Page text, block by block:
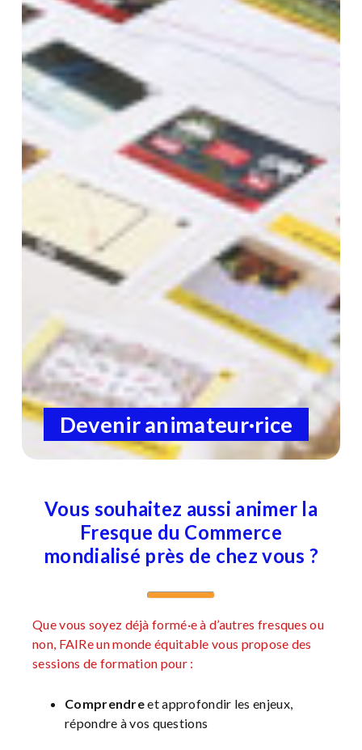
Devenir animateur·rice
Vous souhaitez aussi animer la
Fresque du Commerce
mondialisé près de chez vous ?
Que vous soyez déjà formé·e à d’autres fresques ou
non, FAIRe un monde équitable vous propose des
sessions de formation pour :
Comprendreet approfondir les enjeux,
répondre à vos questions